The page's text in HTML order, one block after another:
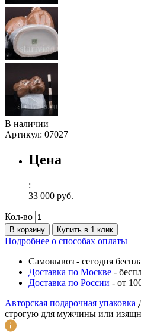
В наличии
Артикул: 07027
Цена
:
33 000 руб.
Кол-во
В корзину Купить в 1 клик
Подробнее о способах оплаты
Самовывоз - сегодня
Доставка по Москве -
Доставка по России - от
Авторская подарочная упаковка
строгую для мужчины или